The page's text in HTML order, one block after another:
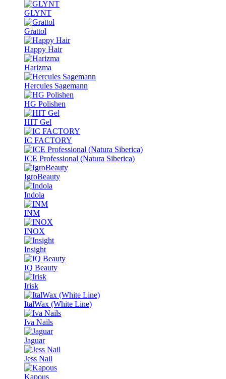
GLYNT
Grattol
Happy Hair
Harizma
Hercules Sagemann
HG Polishen
HIT Gel
IC FACTORY
ICE Professional (Natura Siberica)
IgroBeauty
Indola
INM
INOX
Insight
IQ Beauty
Irisk
ItalWax (White Line)
Iva Nails
Jaguar
Jess Nail
Kapous